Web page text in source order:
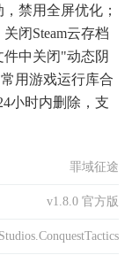
禁用全屏优化；
闭Steam云存档
中关闭"动态阴
用游戏运行库合
小时内删除，支
罪域征途
v1.8.0 官方版